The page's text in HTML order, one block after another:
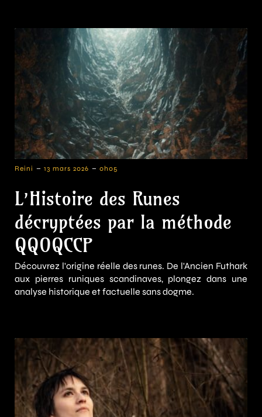
Reini - 13 mars 2026 - 0h05
L’Histoire des Runes
décryptées par la méthode
QQOQCCP
Découvrez l'origine réelle des runes. De l'Ancien Futhark
aux pierres runiques scandinaves, plongez dans une
analyse historique et factuelle sans dogme.